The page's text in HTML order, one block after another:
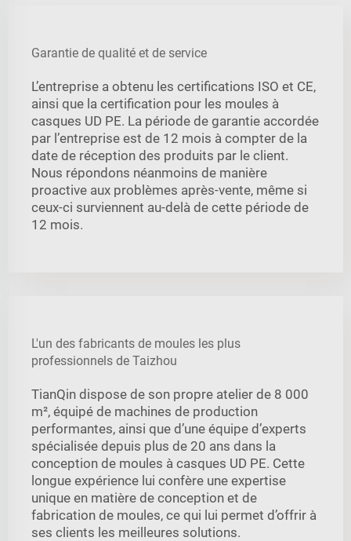
Garantie de qualité et de service
L’entreprise a obtenu les certifications ISO et CE,
ainsi que la certification pour les moules à
casques UD PE. La période de garantie accordée
par l’entreprise est de 12 mois à compter de la
date de réception des produits par le client.
Nous répondons néanmoins de manière
proactive aux problèmes après-vente, même si
ceux-ci surviennent au-delà de cette période de
12 mois.
L'un des fabricants de moules les plus
professionnels de Taizhou
TianQin dispose de son propre atelier de 8 000
m², équipé de machines de production
performantes, ainsi que d’une équipe d’experts
spécialisée depuis plus de 20 ans dans la
conception de moules à casques UD PE. Cette
longue expérience lui confère une expertise
unique en matière de conception et de
fabrication de moules, ce qui lui permet d’offrir à
ses clients les meilleures solutions.